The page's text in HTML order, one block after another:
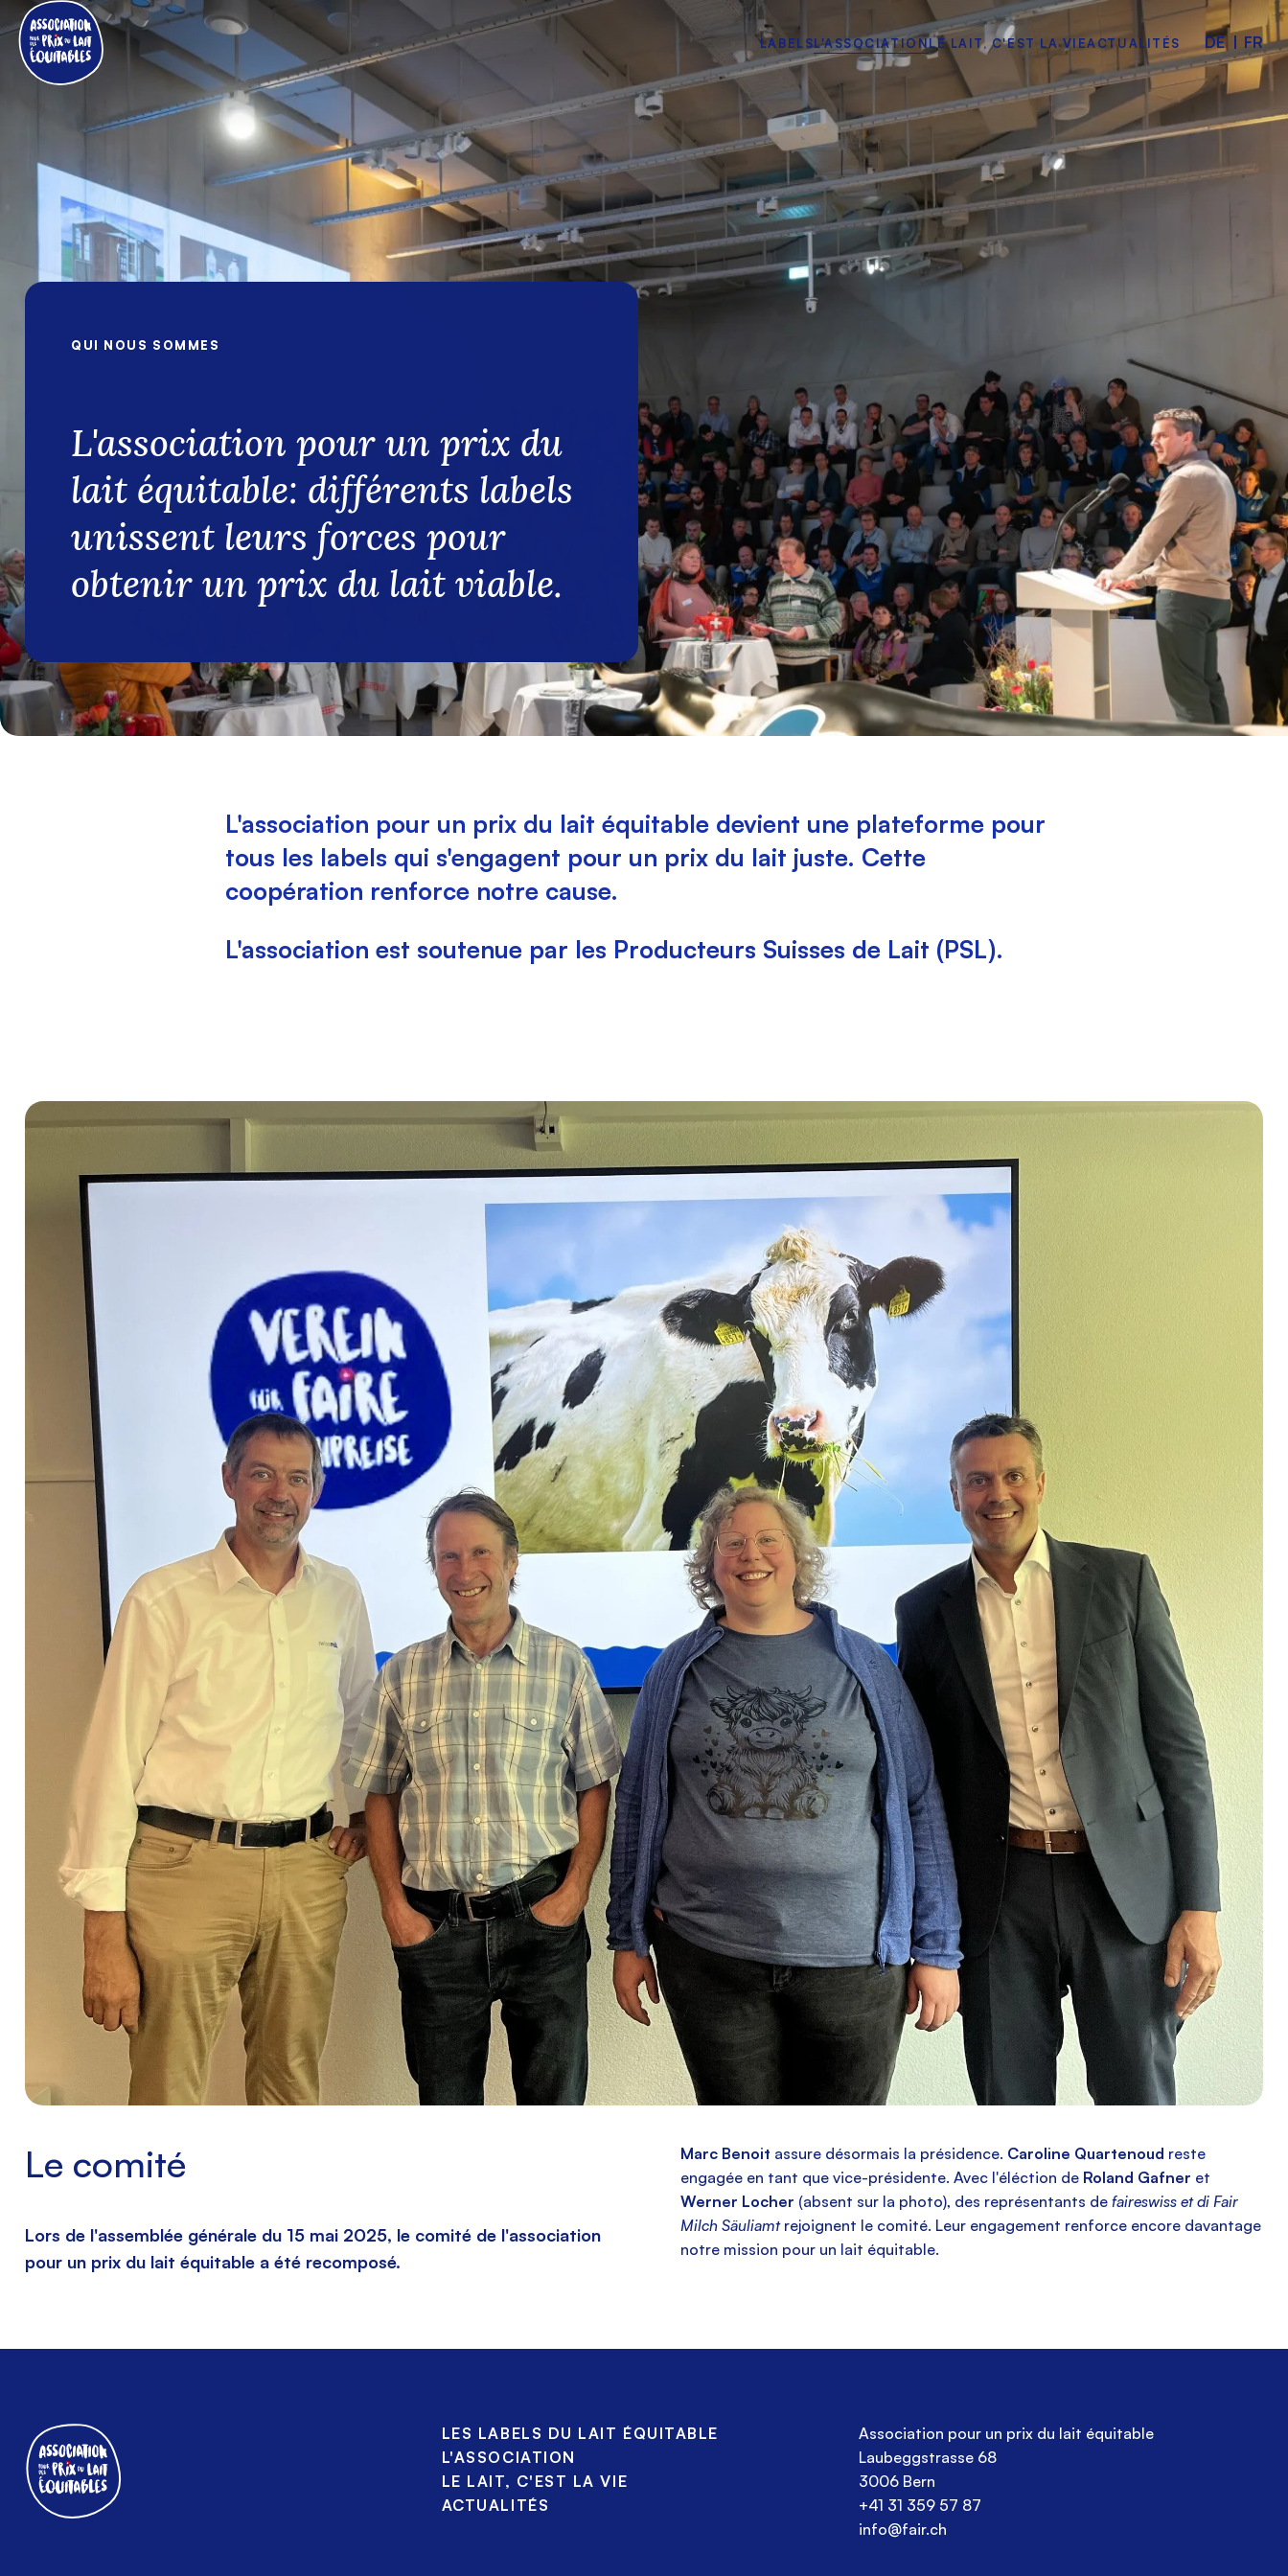
LABELSL'ASSOCIATIONLE LAIT, C'EST LA VIEACTUALITÉS DE FR
QUI NOUS SOMMES
L'association pour un prix du
lait équitable: différents labels
unissent leurs forces pour
obtenir un prix du lait viable.
L'association pour un prix du lait équitable devient une plateforme pour
tous les labels qui s'engagent pour un prix du lait juste. Cette
coopération renforce notre cause.
L'association est soutenue par les Producteurs Suisses de Lait (PSL).
Le comité
Lors de l'assemblée générale du 15 mai 2025, le comité de l'association
pour un prix du lait équitable a été recomposé.
Marc Benoit assure désormais la présidence. Caroline Quartenoud reste
engagée en tant que vice-présidente. Avec l'éléction de Roland Gafner et
Werner Locher (absent sur la photo), des représentants defaireswiss et di Fair
Milch Säuliamtrejoignent le comité. Leur engagement renforce encore davantage
notre mission pour un lait équitable.
LES LABELS DU LAIT ÉQUITABLE
L'ASSOCIATION
LE LAIT, C'EST LA VIE
ACTUALITÉS
Association pour un prix du lait équitable
Laubeggstrasse 68
3006 Bern
+41 31 359 57 87
info@fair.ch